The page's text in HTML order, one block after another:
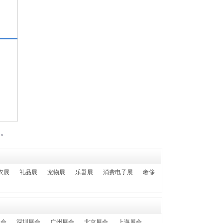
展 礼品展 宠物展 乐器展 消费电子展
奢侈